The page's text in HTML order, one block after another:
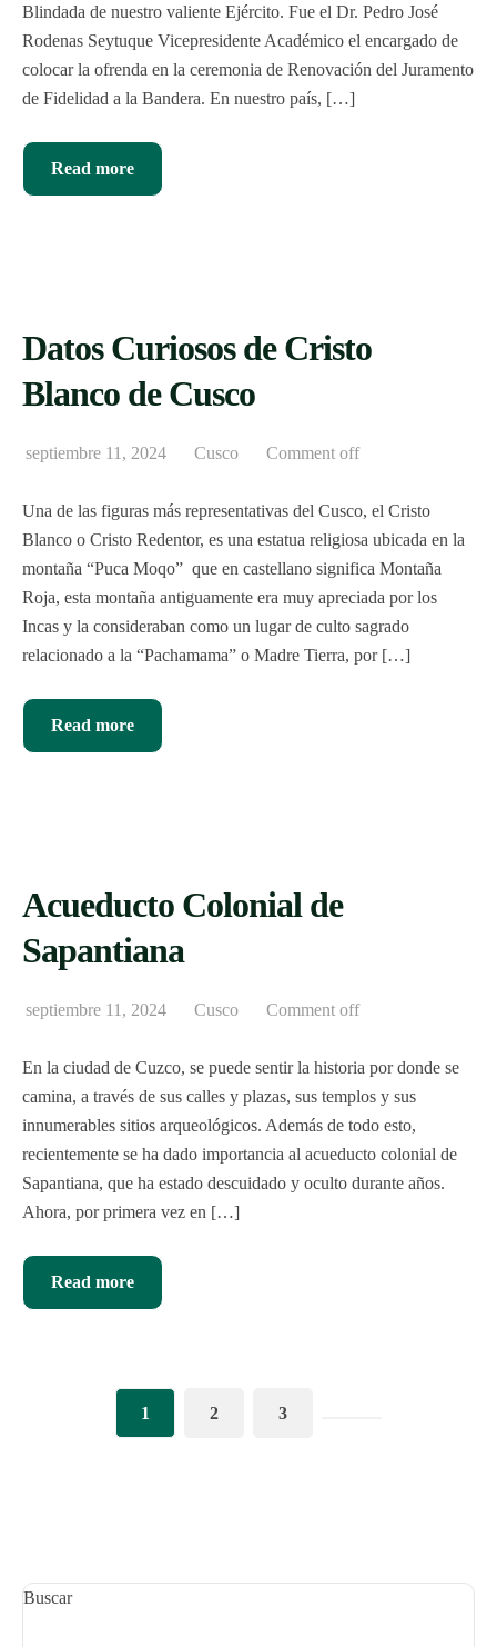
Blindada de nuestro valiente Ejército. Fue el Dr. Pedro José
Rodenas Seytuque Vicepresidente Académico el encargado de
colocar la ofrenda en la ceremonia de Renovación del Juramento
de Fidelidad a la Bandera. En nuestro país, […]
Read more
Datos Curiosos de Cristo
Blanco de Cusco
septiembre 11, 2024 Cusco Comment off
Una de las figuras más representativas del Cusco, el Cristo
Blanco o Cristo Redentor, es una estatua religiosa ubicada en la
montaña “Puca Moqo” que en castellano significa Montaña
Roja, esta montaña antiguamente era muy apreciada por los
Incas y la consideraban como un lugar de culto sagrado
relacionado a la “Pachamama” o Madre Tierra, por […]
Read more
Acueducto Colonial de
Sapantiana
septiembre 11, 2024 Cusco Comment off
En la ciudad de Cuzco, se puede sentir la historia por donde se
camina, a través de sus calles y plazas, sus templos y sus
innumerables sitios arqueológicos. Además de todo esto,
recientemente se ha dado importancia al acueducto colonial de
Sapantiana, que ha estado descuidado y oculto durante años.
Ahora, por primera vez en […]
Read more
1 2 3
Buscar